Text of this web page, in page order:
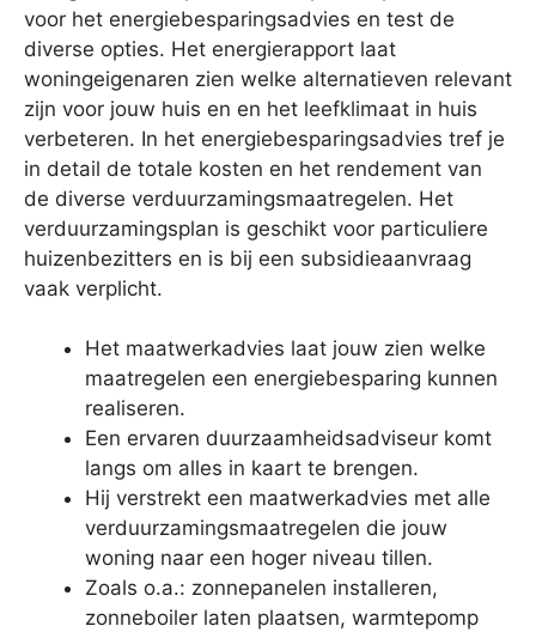
voor het energiebesparingsadvies en test de
diverse opties. Het energierapport laat
woningeigenaren zien welke alternatieven relevant
zijn voor jouw huis en en het leefklimaat in huis
verbeteren. In het energiebesparingsadvies tref je
in detail de totale kosten en het rendement van
de diverse verduurzamingsmaatregelen. Het
verduurzamingsplan is geschikt voor particuliere
huizenbezitters en is bij een subsidieaanvraag
vaak verplicht.
Het maatwerkadvies laat jouw zien welke
maatregelen een energiebesparing kunnen
realiseren.
Een ervaren duurzaamheidsadviseur komt
langs om alles in kaart te brengen.
Hij verstrekt een maatwerkadvies met alle
verduurzamingsmaatregelen die jouw
woning naar een hoger niveau tillen.
Zoals o.a.: zonnepanelen installeren,
zonneboiler laten plaatsen, warmtepomp